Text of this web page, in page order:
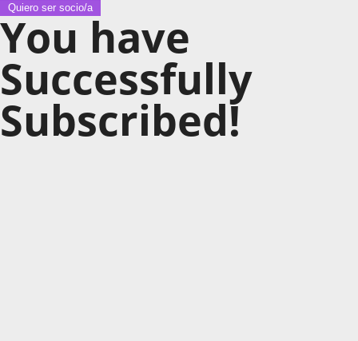
Quiero ser socio/a
You have
Successfully
Subscribed!